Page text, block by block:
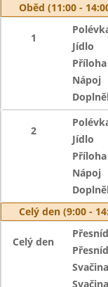
Oběd (11:00 -
1
Jídlo
Příloha
Nápoj
2
Jídlo
Příloha
Nápoj
Celý den (9:00 -
Celý den